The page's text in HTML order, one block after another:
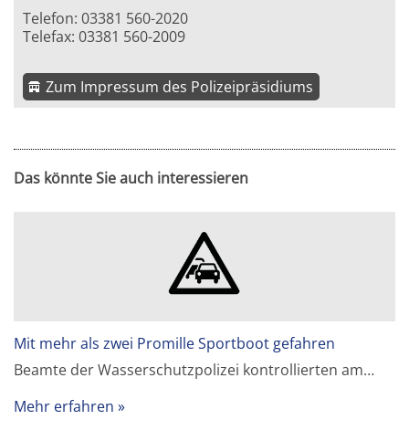
Telefon: 03381 560-2020
Telefax: 03381 560-2009
Zum Impressum des Polizeipräsidiums
Das könnte Sie auch interessieren
Mit mehr als zwei Promille Sportboot gefahren
Beamte der Wasserschutzpolizei kontrollierten am…
Mehr erfahren